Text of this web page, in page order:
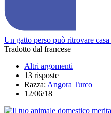
Un gatto perso può ritrovare
Tradotto dal francese
Altri argomenti
13 risposte
Razza: Angora Turco
12/06/18